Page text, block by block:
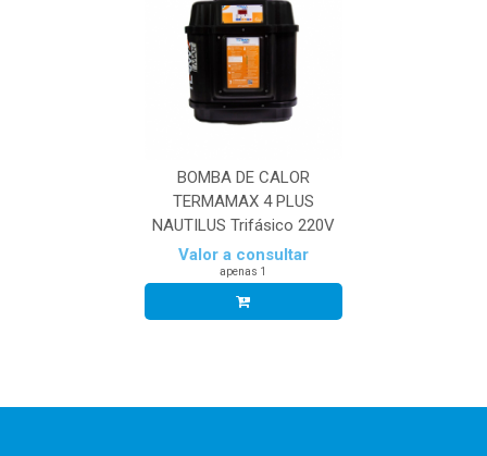
BOMBA DE CALOR
TERMAMAX 4 PLUS
NAUTILUS Trifásico 220V
Valor a consultar
apenas 1